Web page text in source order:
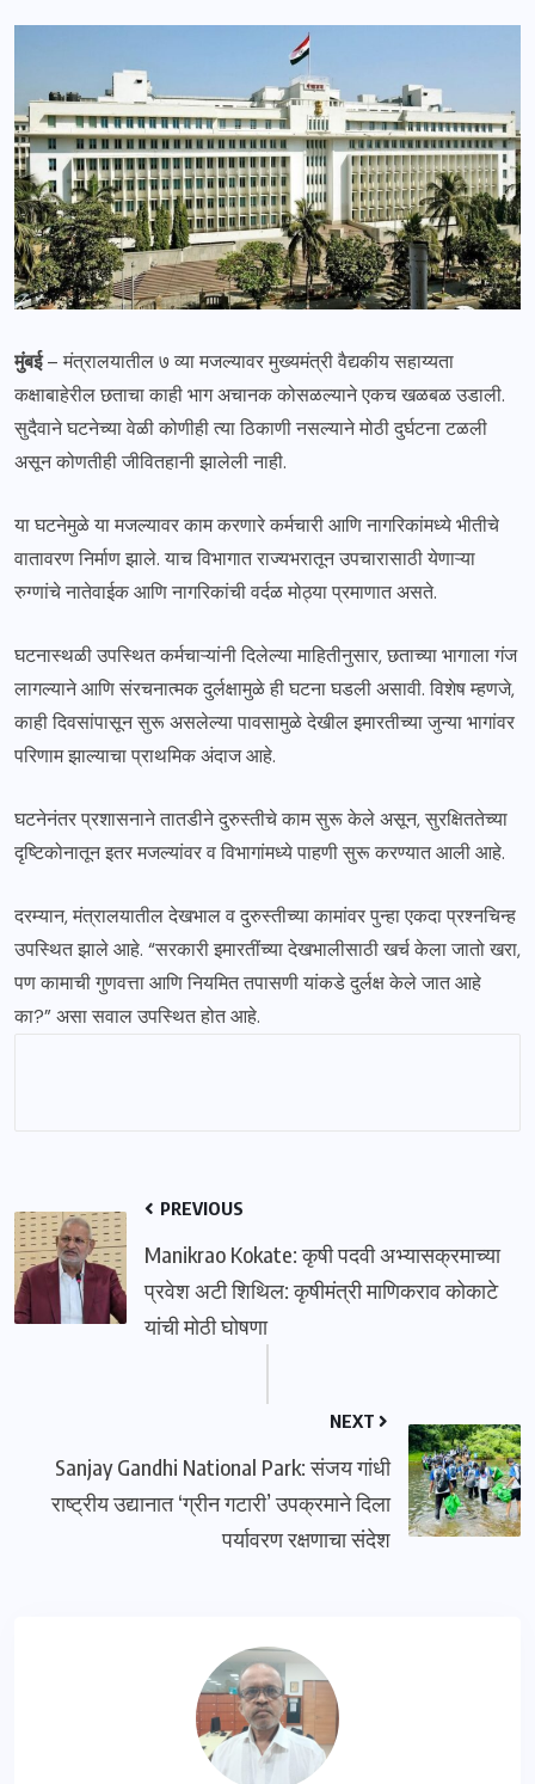
मुंबई– मंत्रालयातील ७ व्या मजल्यावर मुख्यमंत्री वैद्यकीय सहाय्यता
कक्षाबाहेरील छताचा काही भाग अचानक कोसळल्याने एकच खळबळ उडाली.
सुदैवाने घटनेच्या वेळी कोणीही त्या ठिकाणी नसल्याने मोठी दुर्घटना टळली
असून कोणतीही जीवितहानी झालेली नाही.
या घटनेमुळे या मजल्यावर काम करणारे कर्मचारी आणि नागरिकांमध्ये भीतीचे
वातावरण निर्माण झाले. याच विभागात राज्यभरातून उपचारासाठी येणाऱ्या
रुग्णांचे नातेवाईक आणि नागरिकांची वर्दळ मोठ्या प्रमाणात असते.
घटनास्थळी उपस्थित कर्मचाऱ्यांनी दिलेल्या माहितीनुसार, छताच्या भागाला गंज
लागल्याने आणि संरचनात्मक दुर्लक्षामुळे ही घटना घडली असावी. विशेष म्हणजे,
काही दिवसांपासून सुरू असलेल्या पावसामुळे देखील इमारतीच्या जुन्या भागांवर
परिणाम झाल्याचा प्राथमिक अंदाज आहे.
घटनेनंतर प्रशासनाने तातडीने दुरुस्तीचे काम सुरू केले असून, सुरक्षिततेच्या
दृष्टिकोनातून इतर मजल्यांवर व विभागांमध्ये पाहणी सुरू करण्यात आली आहे.
दरम्यान, मंत्रालयातील देखभाल व दुरुस्तीच्या कामांवर पुन्हा एकदा प्रश्नचिन्ह
उपस्थित झाले आहे. “सरकारी इमारतींच्या देखभालीसाठी खर्च केला जातो खरा,
पण कामाची गुणवत्ता आणि नियमित तपासणी यांकडे दुर्लक्ष केले जात आहे
का?” असा सवाल उपस्थित होत आहे.
PREVIOUS
Manikrao Kokate: कृषी पदवी अभ्यासक्रमाच्या
प्रवेश अटी शिथिल: कृषीमंत्री माणिकराव कोकाटे
यांची मोठी घोषणा
NEXT
Sanjay Gandhi National Park: संजय गांधी
राष्ट्रीय उद्यानात ‘ग्रीन गटारी’ उपक्रमाने दिला
पर्यावरण रक्षणाचा संदेश